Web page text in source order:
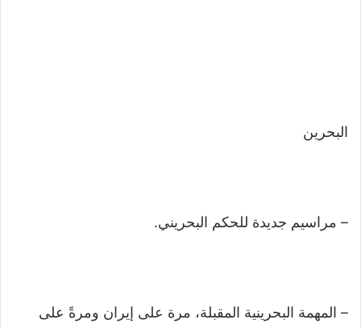
البحرين
– مراسيم جديدة للحكم البحريني.
– المهمة البحرينية المقبلة، مرة على إيران ومرةً على